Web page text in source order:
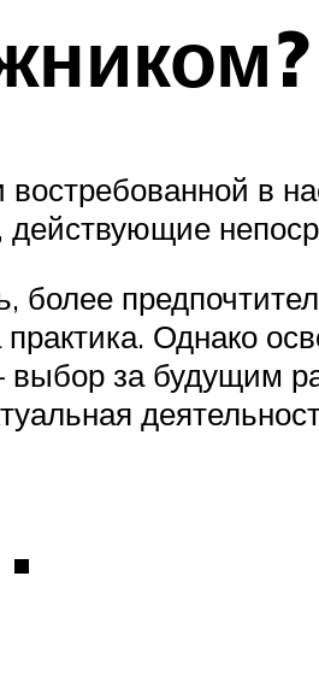
в
более
Однако
за будущим